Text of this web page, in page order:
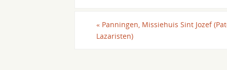
« Panningen, Missiehuis Sint Jozef
Lazaristen)